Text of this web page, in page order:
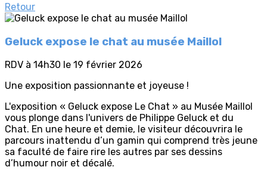
Retour
Geluck expose le chat au musée Maillol
RDV à 14h30 le 19 février 2026
Une exposition passionnante et joyeuse !
L'exposition « Geluck expose Le Chat » au Musée Maillol
vous plonge dans l'univers de Philippe Geluck et du
Chat. En une heure et demie, le visiteur découvrira le
parcours inattendu d’un gamin qui comprend très jeune
sa faculté de faire rire les autres par ses dessins
d’humour noir et décalé.